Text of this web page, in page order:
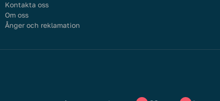
Kontakta oss
Om oss
Ånger och reklamation